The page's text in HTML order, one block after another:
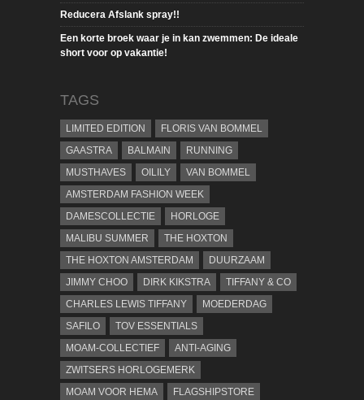
Reducera Afslank spray!!
Een korte broek waar je in kan zwemmen: De ideale
short voor op vakantie!
TAGS
LIMITED EDITION
FLORIS VAN BOMMEL
GAASTRA
BALMAIN
RUNNING
MUSTHAVES
OILILY
VAN BOMMEL
AMSTERDAM FASHION WEEK
DAMESCOLLECTIE
HORLOGE
MALIBU SUMMER
THE HOXTON
THE HOXTON AMSTERDAM
DUURZAAM
JIMMY CHOO
DIRK KIKSTRA
TIFFANY & CO
CHARLES LEWIS TIFFANY
MOEDERDAG
SAFILO
TOV ESSENTIALS
MOAM-COLLECTIEF
ANTI-AGING
ZWITSERS HORLOGEMERK
MOAM VOOR HEMA
FLAGSHIPSTORE